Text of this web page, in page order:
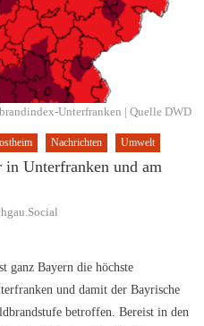
Unterfranken | Quelle DWD
Nachrichten Umwelt
in Unterfranken und am
ganz Bayern die höchste
und damit der Bayrische
betroffen. Bereist in den